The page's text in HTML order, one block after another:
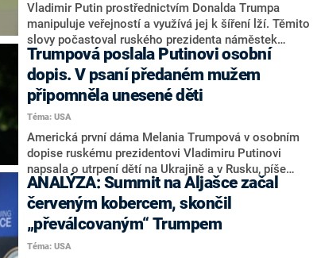
Vladimir Putin prostřednictvím Donalda Trumpa
manipuluje veřejností a využívá jej k šíření lží. Těmito
slovy počastoval ruského prezidenta náměstek
pražského primátora pro dopravu a šéf Pirátů Zdeněk
Hřib na svém X. Schůzku na Aljašce označil za
ztracenou příležitost. Podle něj se ruský prezident,
kterého označil za diktátora, snaží vykreslit jako
partner pro USA. Na Hřibův příspěvek reagoval
úštěpačně kolega z radnice Patrik Nacher z ANO:
„Napsal někdo, kdo se není schopen domluvit ani se
svými koaličními partnery na řešení problematiky
koloběžek v Praze.“
Trumpová poslala Putinovi osobní
dopis. V psaní předaném mužem
připomněla unesené děti
Téma: USA
Americká první dáma Melania Trumpová v osobním
dopise ruskému prezidentovi Vladimiru Putinovi
napsala o utrpení dětí na Ukrajině a v Rusku, píše
Reuters s odkazem na dva zdroje z Bílého domu.
Přesný obsah dopisu zdroje nesdělily, pouze se
zmínily o tom, že v něm Trumpová napsala o únosech
dětí v důsledku války na Ukrajině.
ANALÝZA: Summit na Aljašce začal
červeným kobercem, skončil
„převálcovaným“ Trumpem
Téma: USA